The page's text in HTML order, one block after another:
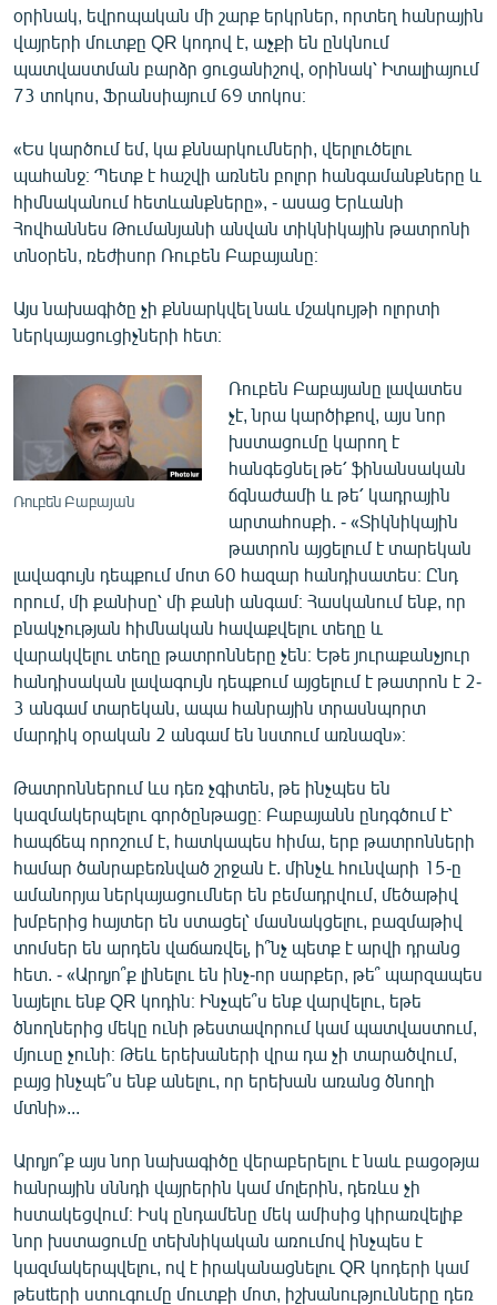
օրինակ, եվրոպական մի շարք երկրներ, որտեղ հանրային
վայրերի մուտքը QR կոդով է, աչքի են ընկնում
պատվաստման բարձր ցուցանիշով, օրինակ՝ Իտալիայում
73 տոկոս, Ֆրանսիայում 69 տոկոս։
«Ես կարծում եմ, կա քննարկումների, վերլուծելու
պահանջ։ Պետք է հաշվի առնեն բոլոր հանգամանքները և
հիմնականում հետևանքները», - ասաց Երևանի
Հովհաննես Թումանյանի անվան տիկնիկային թատրոնի
տնօրեն, ռեժիսոր Ռուբեն Բաբայանը։
Այս նախագիծը չի քննարկվել նաև մշակույթի ոլորտի
ներկայացուցիչների հետ։
Ռուբեն Բաբայան
Ռուբեն Բաբայանը լավատես
չէ, նրա կարծիքով, այս նոր
խստացումը կարող է
հանգեցնել թե՛ ֆինանսական
ճգնաժամի և թե՛ կադրային
արտահոսքի. - «Տիկնիկային
թատրոն այցելում է տարեկան
լավագույն դեպքում մոտ 60 հազար հանդիսատես։ Ընդ
որում, մի քանիսը՝ մի քանի անգամ։ Հասկանում ենք, որ
բնակչության հիմնական հավաքվելու տեղը և
վարակվելու տեղը թատրոնները չեն։ Եթե յուրաքանչյուր
հանդիսական լավագույն դեպքում այցելում է թատրոն է 2-
3 անգամ տարեկան, ապա հանրային տրասնպորտ
մարդիկ օրական 2 անգամ են նստում առնազն»։
Թատրոններում ևս դեռ չգիտեն, թե ինչպես են
կազմակերպելու գործընթացը։ Բաբայանն ընդգծում է՝
հապճեպ որոշում է, հատկապես հիմա, երբ թատրոնների
համար ծանրաբեռնված շրջան է. մինչև հունվարի 15-ը
ամանորյա ներկայացումներ են բեմադրվում, մեծաթիվ
խմբերից հայտեր են ստացել՝ մասնակցելու, բազմաթիվ
տոմսեր են արդեն վաճառվել, ի՞նչ պետք է արվի դրանց
հետ. - «Արդյո՞ք լինելու են ինչ-որ սարքեր, թե՞ պարզապես
նայելու ենք QR կոդին։ Ինչպե՞ս ենք վարվելու, եթե
ծնողներից մեկը ունի թեստավորում կամ պատվաստում,
մյուսը չունի։ Թեև երեխաների վրա դա չի տարածվում,
բայց ինչպե՞ս ենք անելու, որ երեխան առանց ծնողի
մտնի»...
Արդյո՞ք այս նոր նախագիծը վերաբերելու է նաև բացօթյա
հանրային սննդի վայրերին կամ մոլերին, դեռևս չի
հստակեցվում։ Իսկ ընդամենը մեկ ամիսից կիրառվելիք
նոր խստացումը տեխնիկական առումով ինչպես է
կազմակերպվելու, ով է իրականացնելու QR կոդերի կամ
թեսtերի ստուգումը մուտքի մոտ, իշխանությունները դեռ